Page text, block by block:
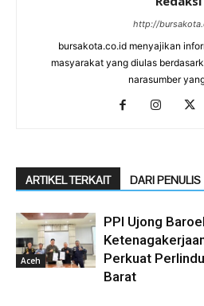
http://
bursakota.co.id menyajikan
masyarakat yang diulas
narasumber
ARTIKEL TERKAIT DARI PENULIS
Aceh
PPI Ujong
Perkuat
Barat